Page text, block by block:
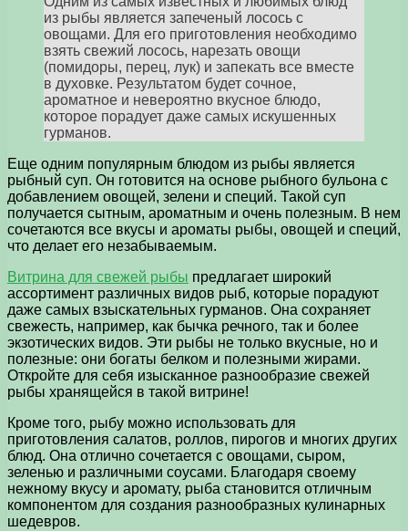
из рыбы является запеченый лосось с
овощами. Для его приготовления необходимо
взять свежий лосось, нарезать овощи
(помидоры, перец, лук) и запекать все вместе
в духовке. Результатом будет сочное,
ароматное и невероятно вкусное блюдо,
которое порадует даже самых искушенных
гурманов.
Еще одним популярным блюдом из рыбы является
рыбный суп. Он готовится на основе рыбного бульона с
добавлением овощей, зелени и специй. Такой суп
получается сытным, ароматным и очень полезным. В нем
сочетаются все вкусы и ароматы рыбы, овощей и специй,
что делает его незабываемым.
Витрина для свежей рыбы предлагает широкий
ассортимент различных видов рыб, которые порадуют
даже самых взыскательных гурманов. Она сохраняет
свежесть, например, как бычка речного, так и более
экзотических видов. Эти рыбы не только вкусные, но и
полезные: они богаты белком и полезными жирами.
Откройте для себя изысканное разнообразие свежей
рыбы хранящейся в такой витрине!
Кроме того, рыбу можно использовать для
приготовления салатов, роллов, пирогов и многих других
блюд. Она отлично сочетается с овощами, сыром,
зеленью и различными соусами. Благодаря своему
нежному вкусу и аромату, рыба становится отличным
компонентом для создания разнообразных кулинарных
шедевров.